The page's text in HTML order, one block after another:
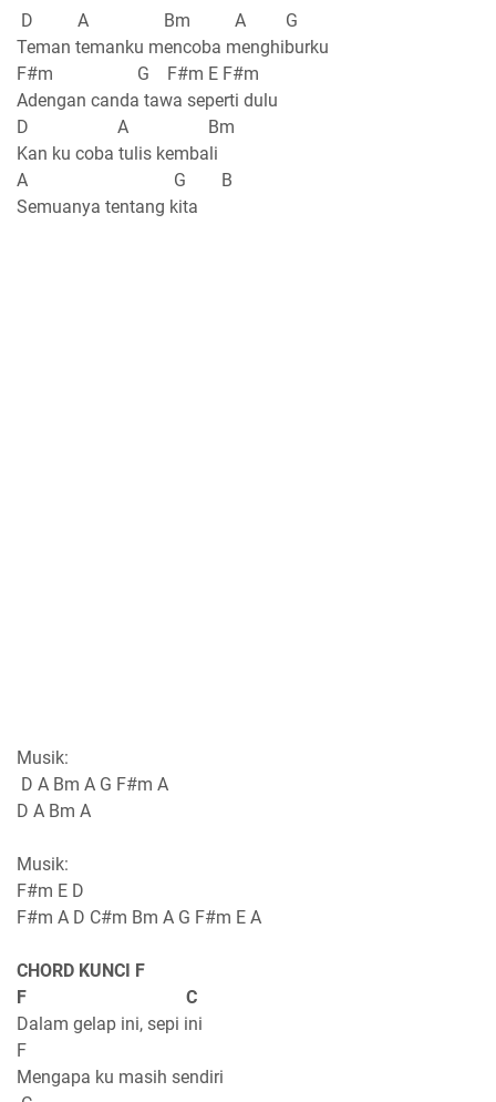
D A Bm A G
Teman temanku mencoba menghiburku
F#m G F#m E F#m
Adengan canda tawa seperti dulu
D A Bm
Kan ku coba tulis kembali
A G B
Semuanya tentang kita
Musik:
D A Bm A G F#m A
D A Bm A
Musik:
F#m E D
F#m A D C#m Bm A G F#m E A
CHORD KUNCI F
F C
Dalam gelap ini, sepi ini
F
Mengapa ku masih sendiri